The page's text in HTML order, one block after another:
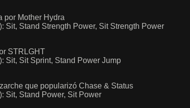
por Mother Hydra
Sit, Stand Strength Power, Sit Strength Power
STRLGHT
Sit, Sit Sprint, Stand Power Jump
que popularizó Chase & Status
Sit, Stand Power, Sit Power